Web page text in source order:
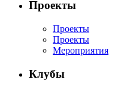
Проекты
Проекты
Проекты
Мероприятия
Клубы